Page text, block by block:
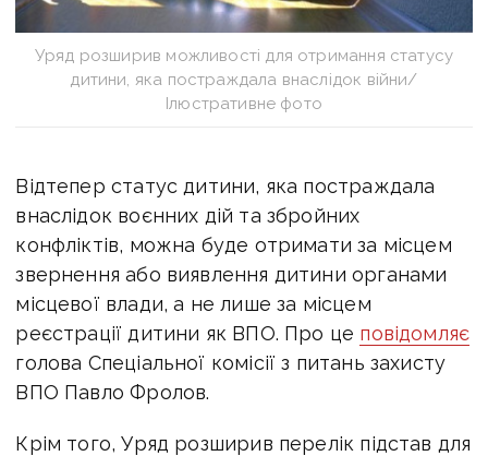
Уряд розширив можливості для отримання статусу
дитини, яка постраждала внаслідок війни/
Ілюстративне фото
Відтепер статус дитини, яка постраждала
внаслідок воєнних дій та збройних
конфліктів, можна буде отримати за місцем
звернення або виявлення дитини органами
місцевої влади, а не лише за місцем
реєстрації дитини як ВПО. Про це повідомляє
голова Спеціальної комісії з питань захисту
ВПО Павло Фролов.
Крім того, Уряд розширив перелік підстав для